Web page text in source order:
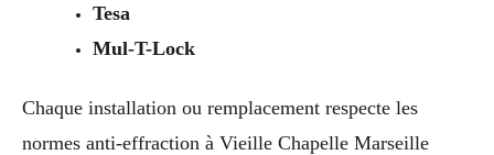
Tesa
Mul-T-Lock
Chaque installation ou remplacement respecte les
normes anti-effraction à Vieille Chapelle Marseille